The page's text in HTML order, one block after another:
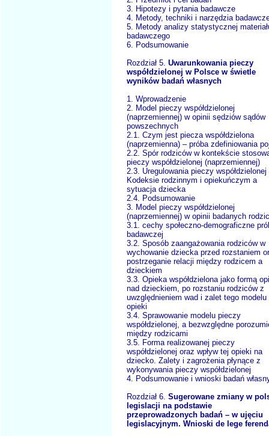
3. Hipotezy i pytania badawcze
4. Metody, techniki i narzędzia
5. Metody analizy statystycznej
badawczego
6. Podsumowanie
Rozdział 5. Uwarunkowania pieczy
współdzielonej w Polsce w świetle
wyników badań własnych
1. Wprowadzenie
2. Model pieczy współdzielonej
(naprzemiennej) w opinii sędziów sądów
powszechnych
2.1. Czym jest piecza współdzielona
(naprzemienna) – próba zdefiniowania
2.2. Spór rodziców w kontekście
pieczy współdzielonej (naprzemiennej)
2.3. Uregulowania pieczy współdzielonej
Kodeksie rodzinnym i opiekuńczym a
sytuacja dziecka
2.4. Podsumowanie
3. Model pieczy współdzielonej
(naprzemiennej) w opinii badanych
3.1. cechy społeczno-demograficzne
badawczej
3.2. Sposób zaangażowania rodziców w
wychowanie dziecka przed rozstaniem
postrzeganie relacji między rodzicem a
dzieckiem
3.3. Opieka współdzielona jako formą
nad dzieckiem, po rozstaniu rodziców z
uwzględnieniem wad i zalet tego modelu
opieki
3.4. Sprawowanie modelu pieczy
współdzielonej, a bezwzględne
między rodzicami
3.5. Forma realizowanej pieczy
współdzielonej oraz wpływ tej opieki na
dziecko. Zalety i zagrożenia płynące z
wykonywania pieczy współdzielonej
4. Podsumowanie i wnioski badań
Rozdział 6. Sugerowane zmiany w
legislacji na podstawie
przeprowadzonych badań – w ujęciu
legislacyjnym. Wnioski de lege